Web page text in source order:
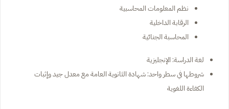
نظم المعلومات المحاسبية
الرقابة الداخلية
المحاسبة الجنائية
لغة الدراسة: الإنجليزية
شروطها في سطر واحد: شهادة الثانوية العامة مع معدل جيد وإثبات
الكفاءة اللغوية